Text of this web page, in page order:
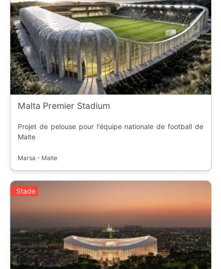
Malta Premier Stadium
Projet de pelouse pour l'équipe nationale de football de
Malte
Marsa - Malte
Stade